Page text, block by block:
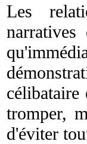
Les
célibataire
tromper,
d'éviter